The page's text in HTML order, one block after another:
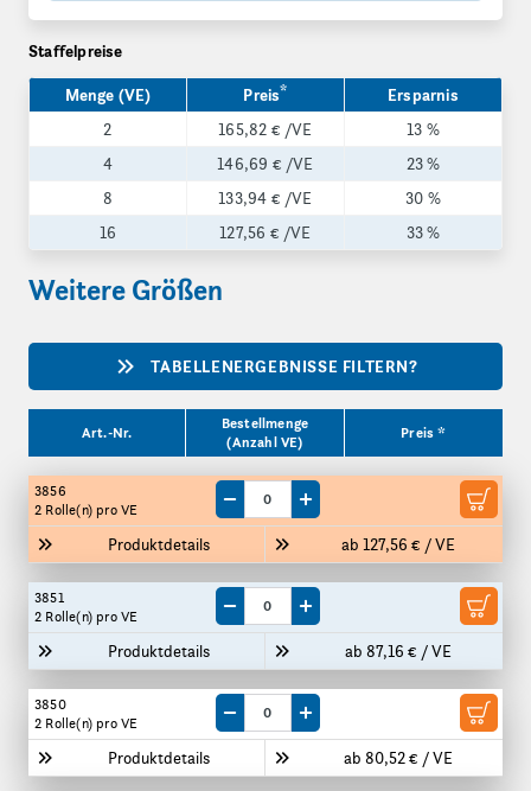
Staffelpreise
Menge (VE) Preis*
Ersparnis
2
165,82 € /VE
13 %
4
146,69 € /VE
23 %
8
133,94 € /VE
30 %
16
127,56 € /VE 33 %
Weitere Größen
TABELLENERGEBNISSE FILTERN?
Art.-Nr.
Bestellmenge
(Anzahl VE)
Preis *
3856
2 Rolle(n) pro VE
Produktdetails ab 127,56 € / VE
Menge um eine VE reduzieren
Menge um eine VE erhöhen
3851
2 Rolle(n) pro VE
Produktdetails ab 87,16 € / VE
Menge um eine VE reduzieren
Menge um eine VE erhöhen
3850
2 Rolle(n) pro VE
Produktdetails ab 80,52 € / VE
Menge um eine VE reduzieren
Menge um eine VE erhöhen